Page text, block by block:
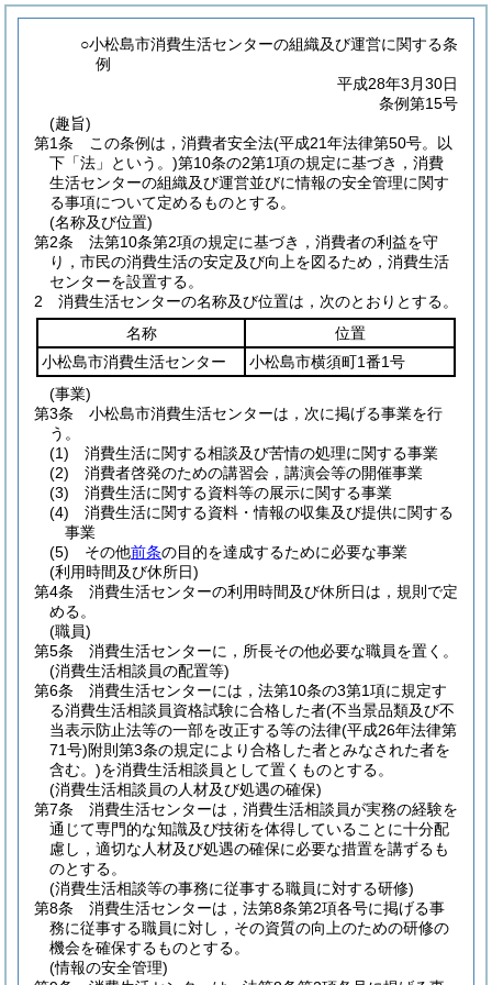
○小松島市消費生活センターの組織及び運営に関する条
例
平成28年3月30日
条例第15号
(趣旨)
第1条
この条例は，消費者安全法(平成21年法律第50号。以
下「法」という。)第10条の2第1項の規定に基づき，消費
生活センターの組織及び運営並びに情報の安全管理に関す
る事項について定めるものとする。
(名称及び位置)
第2条
法第10条第2項の規定に基づき，消費者の利益を守
り，市民の消費生活の安定及び向上を図るため，消費生活
センターを設置する。
2
消費生活センターの名称及び位置は，次のとおりとする。
名称
位置
小松島市消費生活センター
小松島市横須町1番1号
(事業)
第3条
小松島市消費生活センターは，次に掲げる事業を行
う。
(1)
消費生活に関する相談及び苦情の処理に関する事業
(2)
消費者啓発のための講習会，講演会等の開催事業
(3)
消費生活に関する資料等の展示に関する事業
(4)
消費生活に関する資料・情報の収集及び提供に関する
事業
(5)
その他前条の目的を達成するために必要な事業
(利用時間及び休所日)
第4条
消費生活センターの利用時間及び休所日は，規則で定
める。
(職員)
第5条
消費生活センターに，所長その他必要な職員を置く。
(消費生活相談員の配置等)
第6条
消費生活センターには，法第10条の3第1項に規定す
る消費生活相談員資格試験に合格した者(不当景品類及び不
当表示防止法等の一部を改正する等の法律(平成26年法律第
71号)附則第3条の規定により合格した者とみなされた者を
含む。)を消費生活相談員として置くものとする。
(消費生活相談員の人材及び処遇の確保)
第7条
消費生活センターは，消費生活相談員が実務の経験を
通じて専門的な知識及び技術を体得していることに十分配
慮し，適切な人材及び処遇の確保に必要な措置を講ずるも
のとする。
(消費生活相談等の事務に従事する職員に対する研修)
第8条
消費生活センターは，法第8条第2項各号に掲げる事
務に従事する職員に対し，その資質の向上のための研修の
機会を確保するものとする。
(情報の安全管理)